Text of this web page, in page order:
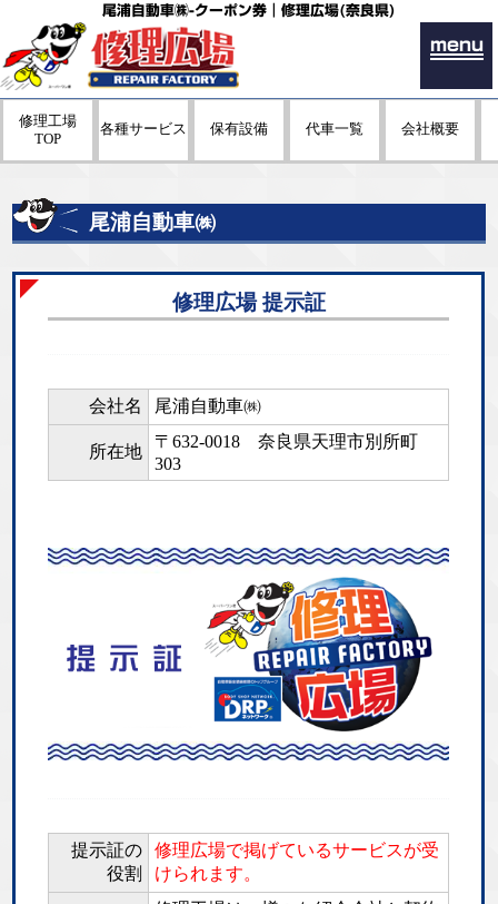
尾浦自動車㈱-クーポン券｜修理広場(奈良県)
menu
修理工場
TOP
各種サービス 保有設備 代車一覧 会社概要
尾浦自動車㈱
修理広場 提示証
会社名 尾浦自動車㈱
所在地
〒632-0018奈良県天理市別所町
303
提示証の
役割
修理広場で掲げているサービスが受
けられます。